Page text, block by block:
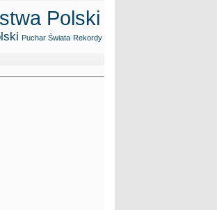
Polski
Puchar Świata Rekordy